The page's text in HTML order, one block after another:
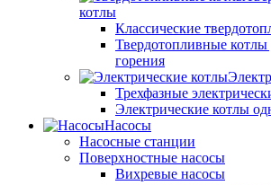
котлы
Классические
Твердотопливные котлы
горения
Трехфазные
Электрические котлы
Насосы
Насосные станции
Поверхностные насосы
Вихревые насосы